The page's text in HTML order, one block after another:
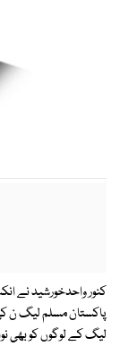
پاکستان مسلم لیگ ن
لیگ کے لوگوں کو بھی